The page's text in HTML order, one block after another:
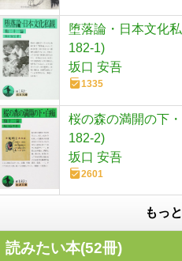
堕落論・日本文化
182-1)
坂口 安吾
1335
桜の森の満開の下
182-2)
坂口 安吾
2601
もっ
読みたい本(52冊)